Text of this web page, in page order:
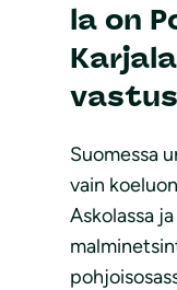
la on
Suomessa
vain
Askolassa